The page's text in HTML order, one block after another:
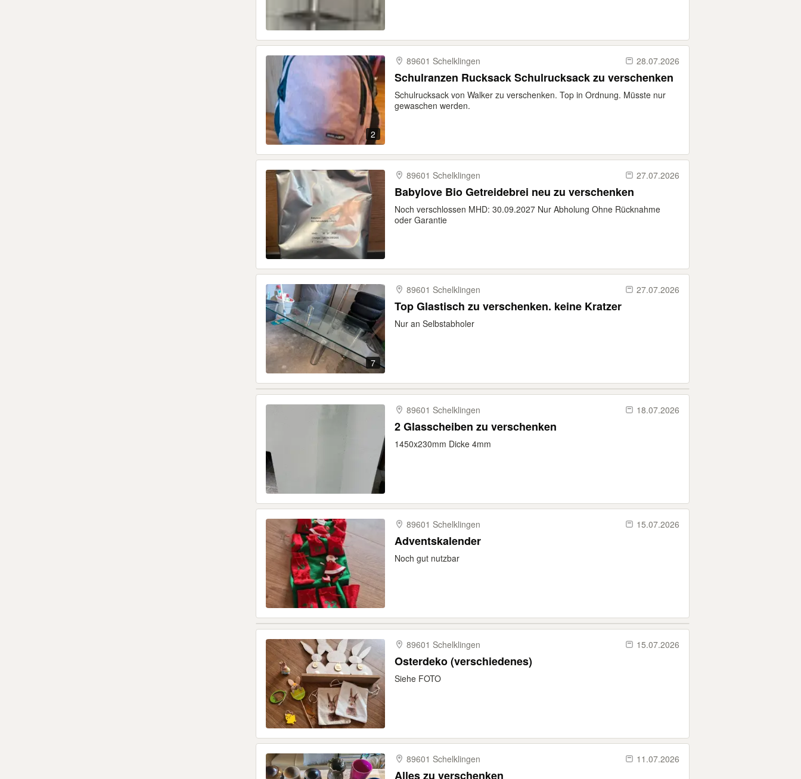
2
89601 Schelklingen 28.07.2026
Schulranzen Rucksack Schulrucksack zu verschenken
Schulrucksack von Walker zu verschenken. Top in Ordnung. Müsste nur
gewaschen werden.
89601 Schelklingen 27.07.2026
Babylove Bio Getreidebrei neu zu verschenken
Noch verschlossen MHD: 30.09.2027 Nur Abholung Ohne Rücknahme
oder Garantie
7
89601 Schelklingen 27.07.2026
Top Glastisch zu verschenken. keine Kratzer
Nur an Selbstabholer
89601 Schelklingen 18.07.2026
2 Glasscheiben zu verschenken
1450x230mm Dicke 4mm
89601 Schelklingen 15.07.2026
Adventskalender
Noch gut nutzbar
89601 Schelklingen 15.07.2026
Osterdeko (verschiedenes)
Siehe FOTO
89601 Schelklingen 11.07.2026
Alles zu verschenken